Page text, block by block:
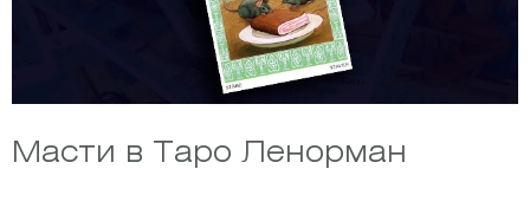
Масти в Таро Ленорман